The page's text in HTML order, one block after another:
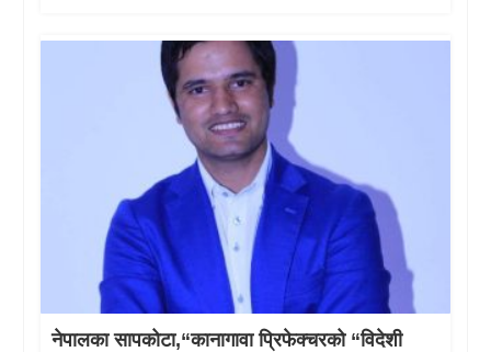
नेपालका सापकोटा,“कानागावा प्रिफेक्चरको “विदेशी